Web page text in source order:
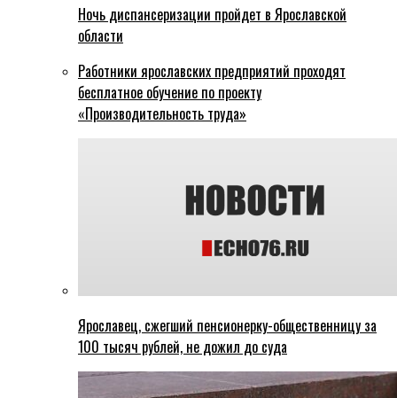
Ночь диспансеризации пройдет в Ярославской
области
Работники ярославских предприятий проходят
бесплатное обучение по проекту
«Производительность труда»
Ярославец, сжегший пенсионерку-общественницу за
100 тысяч рублей, не дожил до суда